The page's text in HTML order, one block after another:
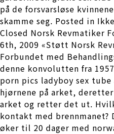
på de forsvarsløse
skamme seg. Posted in
Closed Norsk Revmatiker
6th, 2009 «Støtt Norsk
Forbundet med
denne konvolutten fra
porn pics ladyboy sex
hjørnene på arket,
arket og retter det ut.
kontakt med
øker til 20 dager med